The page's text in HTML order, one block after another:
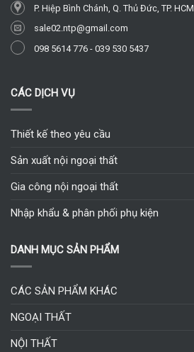
P. Hiệp Bình Chánh, Q. Thủ Đức, TP. HCM
sale02.ntp@gmail.com
098 5614 776- 039 530 5437
CÁC DỊCH VỤ
Thiết kế theo yêu cầu
Sản xuất nội ngoại thất
Gia công nội ngoại thất
Nhập khẩu & phân phối phụ kiện
DANH MỤC SẢN PHẨM
CÁC SẢN PHẨM KHÁC
NGOẠI THẤT
NỘI THẤT